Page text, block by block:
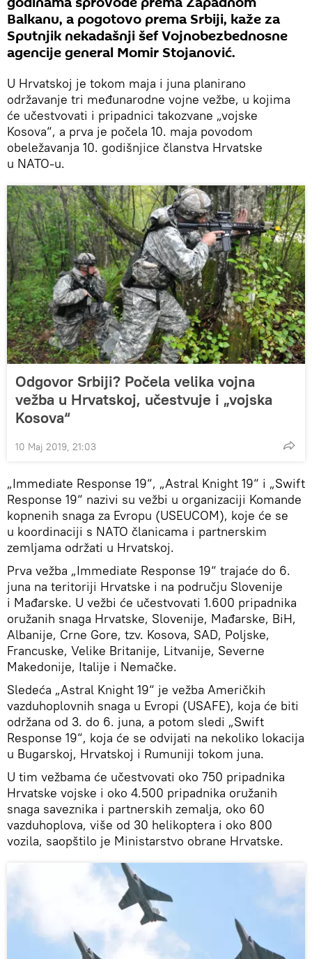
Balkanu, a pogotovo prema Srbiji, kaže za
Sputnjik nekadašnji šef Vojnobezbednosne
agencije general Momir Stojanović.
U Hrvatskoj je tokom maja i juna planirano
održavanje tri međunarodne vojne vežbe, u kojima
će učestvovati i pripadnici takozvane „vojske
Kosova“, a prva je počela 10. maja povodom
obeležavanja 10. godišnjice članstva Hrvatske
u NATO-u.
Odgovor Srbiji? Počela velika vojna
vežba u Hrvatskoj, učestvuje i „vojska
Kosova“
10 Maj 2019, 21:03
„Immediate Response 19“, „Astral Knight 19“ i „Swift
Response 19“ nazivi su vežbi u organizaciji Komande
kopnenih snaga za Evropu (USEUCOM), koje će se
u koordinaciji s NATO članicama i partnerskim
zemljama održati u Hrvatskoj.
Prva vežba „Immediate Response 19“ trajaće do 6.
juna na teritoriji Hrvatske i na području Slovenije
i Mađarske. U vežbi će učestvovati 1.600 pripadnika
oružanih snaga Hrvatske, Slovenije, Mađarske, BiH,
Albanije, Crne Gore, tzv. Kosova, SAD, Poljske,
Francuske, Velike Britanije, Litvanije, Severne
Makedonije, Italije i Nemačke.
Sledeća „Astral Knight 19“ je vežba Američkih
vazduhoplovnih snaga u Evropi (USAFE), koja će biti
održana od 3. do 6. juna, a potom sledi „Swift
Response 19“, koja će se odvijati na nekoliko lokacija
u Bugarskoj, Hrvatskoj i Rumuniji tokom juna.
U tim vežbama će učestvovati oko 750 pripadnika
Hrvatske vojske i oko 4.500 pripadnika oružanih
snaga saveznika i partnerskih zemalja, oko 60
vazduhoplova, više od 30 helikoptera i oko 800
vozila, saopštilo je Ministarstvo obrane Hrvatske.